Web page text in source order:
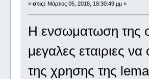
« στις: Μάρτιος 05, 2018, 18:30:49 μμ »
Η ενσωματωση της
μεγαλες εταιριες
της χρησης της